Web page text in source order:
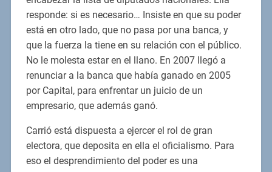
responde: si es necesario… Insiste en que su poder
está en otro lado, que no pasa por una banca, y
que la fuerza la tiene en su relación con el público.
No le molesta estar en el llano. En 2007 llegó a
renunciar a la banca que había ganado en 2005
por Capital, para enfrentar un juicio de un
empresario, que además ganó.
Carrió está dispuesta a ejercer el rol de gran
electora, que deposita en ella el oficialismo. Para
eso el desprendimiento del poder es una